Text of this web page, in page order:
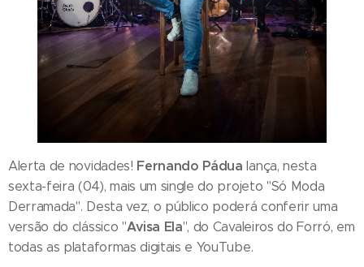
Alerta de novidades! Fernando Pádua lança, nesta
sexta-feira (04), mais um single do projeto "Só Moda
Derramada". Desta vez, o público poderá conferir uma
versão do clássico "Avisa Ela", do Cavaleiros do Forró, em
todas as plataformas digitais e YouTube.